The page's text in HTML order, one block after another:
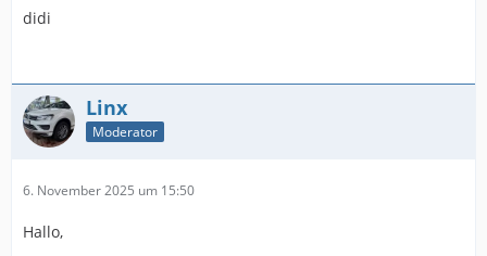
didi
Linx
Moderator
6. November 2025 um 15:50
Hallo,